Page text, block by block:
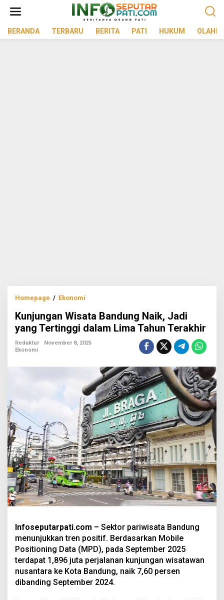
BERANDA
TERBARU BERITA PATI HUKUM
Homepage / Ekonomi
Bandung
Naik,
Jadi
yang
Lima
Tahun
Terakhir
Kunjungan Wisata Bandung Naik, Jadi
yang Tertinggi dalam Lima Tahun Terakhir
Redaktur
November 8, 2025
Ekonomi
Infoseputarpati.com – Sektor pariwisata Bandung
menunjukkan tren positif. Berdasarkan Mobile
Positioning Data (MPD), pada September 2025
terdapat 1,896 juta perjalanan kunjungan wisatawan
nusantara ke Kota Bandung, naik 7,60 persen
dibanding September 2024.